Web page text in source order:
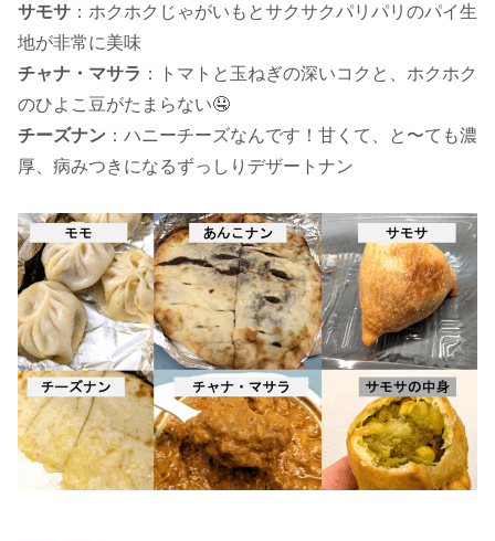
サモサ ：ホクホクじゃがいもとサクサクパリパリのパイ生
地が非常に美味
チャナ・マサラ ：トマトと玉ねぎの深いコクと、ホクホク
のひよこ豆がたまらない🤤
チーズナン ：ハニーチーズなんです！甘くて、と〜ても濃
厚、病みつきになるずっしりデザートナン